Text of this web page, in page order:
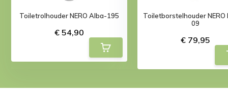
Toiletrolhouder NERO Alba-195
€ 54,90
Toiletborstelhouder NERO
09
€ 79,95